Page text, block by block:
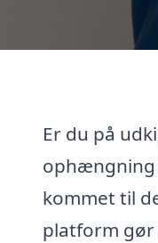
Er du på
ophængning
kommet til
platform